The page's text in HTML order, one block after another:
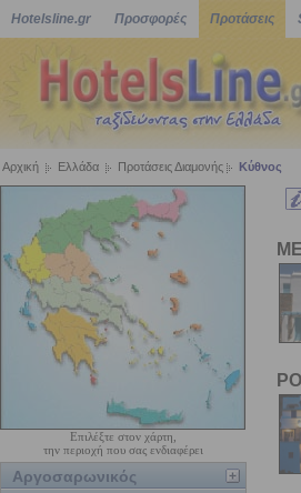
Hotelsline.gr Προσφορές Προτάσεις
Αρχική Ελλάδα Προτάσεις Διαμονής Κύθνος
Επιλέξτε στον χάρτη,
την περιοχή που σας ενδιαφέρει
Αργοσαρωνικός